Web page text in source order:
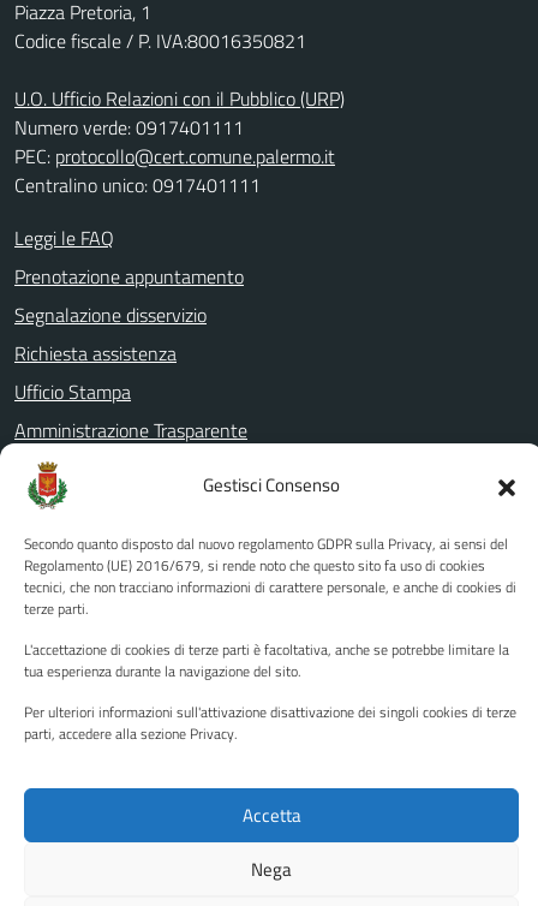
Gestisci Consenso
Secondo quanto disposto dal nuovo regolamento GDPR sulla Privacy, ai sensi del
Regolamento (UE) 2016/679, si rende noto che questo sito fa uso di cookies
tecnici, che non tracciano informazioni di carattere personale, e anche di cookies di
terze parti.
L'accettazione di cookies di terze parti è facoltativa, anche se potrebbe limitare la
tua esperienza durante la navigazione del sito.
Per ulteriori informazioni sull'attivazione disattivazione dei singoli cookies di terze
parti, accedere alla sezione Privacy.
Accetta
Nega
Piazza Pretoria, 1
Codice fiscale / P. IVA:80016350821
U.O. Ufficio Relazioni con il Pubblico (URP)
Numero verde: 0917401111
PEC: protocollo@cert.comune.palermo.it
Centralino unico: 0917401111
Leggi le FAQ
Prenotazione appuntamento
Segnalazione disservizio
Richiesta assistenza
Ufficio Stampa
Amministrazione Trasparente
Albo pretorio
Informativa privacy
Note legali
Dichiarazione di accessibilità
Piano di miglioramento del sito
SEGUICI SU
Mappa del sito